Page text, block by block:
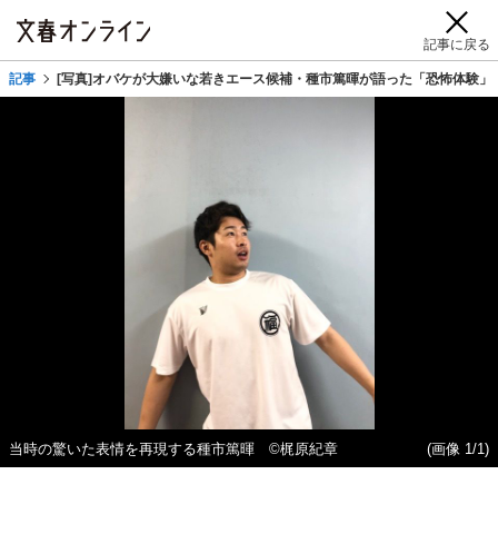
記事に戻る
記事 [写真]オバケが大嫌いな若きエース候補・種市篤暉が語った「恐怖体験」
当時の驚いた表情を再現する種市篤暉 ©梶原紀章 (画像 1/1)